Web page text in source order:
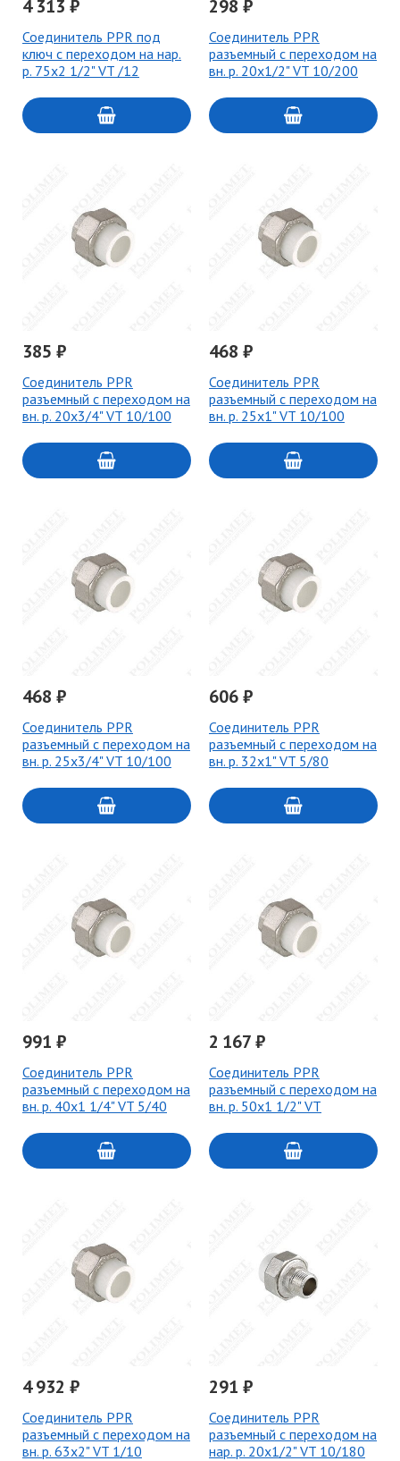
4 313 ₽
Соединитель PPR под
ключ с переходом на нар.
р. 75х2 1/2" VT /12
298 ₽
Соединитель PPR
разъемный с переходом на
вн. р. 20х1/2" VT 10/200
385 ₽
Соединитель PPR
разъемный с переходом на
вн. р. 20х3/4" VT 10/100
468 ₽
Соединитель PPR
разъемный с переходом на
вн. р. 25х1" VT 10/100
468 ₽
Соединитель PPR
разъемный с переходом на
вн. р. 25х3/4" VT 10/100
606 ₽
Соединитель PPR
разъемный с переходом на
вн. р. 32х1" VT 5/80
991 ₽
Соединитель PPR
разъемный с переходом на
вн. р. 40х1 1/4" VT 5/40
2 167 ₽
Соединитель PPR
разъемный с переходом на
вн. р. 50х1 1/2" VT
4 932 ₽
Соединитель PPR
разъемный с переходом на
вн. р. 63х2" VT 1/10
291 ₽
Соединитель PPR
разъемный с переходом на
нар. р. 20х1/2" VT 10/180